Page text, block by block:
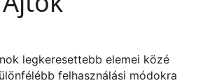
legkeresettebb elemei közé
felhasználási módokra